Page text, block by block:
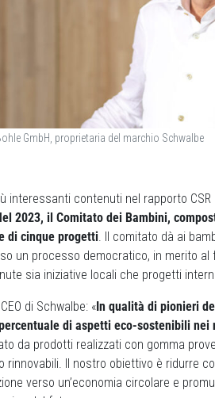
GmbH, proprietaria del marchio Schwalbe
interessanti contenuti nel rapporto CSR
2023, il Comitato dei Bambini,
di cinque progetti. Il comitato dà ai
un processo democratico, in merito
sia iniziative locali che progetti
di Schwalbe: « In qualità di pionieri
di aspetti eco-sostenibili nei
da prodotti realizzati con gomma
rinnovabili. Il nostro obiettivo è ridurre
verso un’economia circolare e